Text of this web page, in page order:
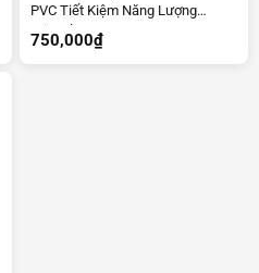
PVC Tiết Kiệm Năng Lượng
Kripsol
750,000₫